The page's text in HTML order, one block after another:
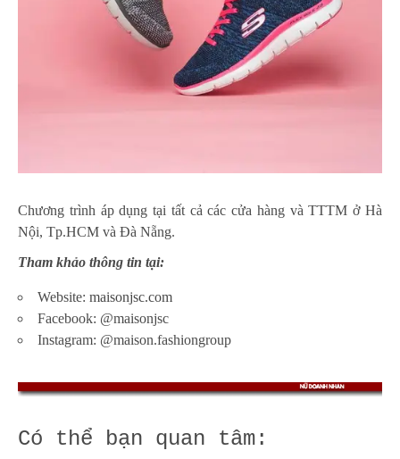
Chương trình áp dụng tại tất cả các cửa hàng và TTTM ở Hà
Nội, Tp.HCM và Đà Nẵng.
Tham khảo thông tin tại:
Website: maisonjsc.com
Facebook: @maisonjsc
Instagram: @maison.fashiongroup
Có thể bạn quan tâm: